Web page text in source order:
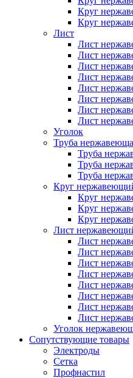
Круг
Круг
Лист
Лист
Лист
Лист
Лист
Лист
Лист
Лист
Лист
Уголок
Труба
Труба
Труба
Труба
Круг
Круг
Круг
Круг
Лист
Лист
Лист
Лист
Лист
Лист
Лист
Лист
Лист
Уголок
Cопутствующие товары
Электроды
Сетка
Профнастил